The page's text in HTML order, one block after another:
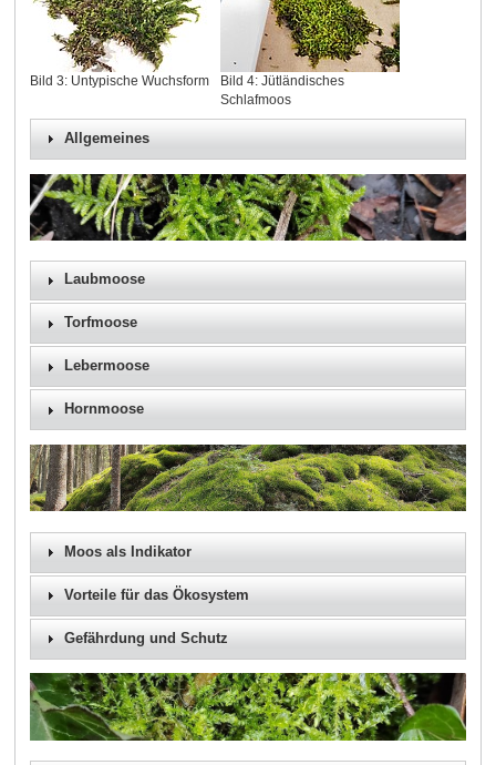
Bild 3: Untypische Wuchsform
Bild 4: Jütländisches
Schlafmoos
Allgemeines
Laubmoose
Torfmoose
Lebermoose
Hornmoose
Moos als Indikator
Vorteile für das Ökosystem
Gefährdung und Schutz